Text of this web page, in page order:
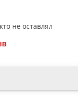
не оставлял